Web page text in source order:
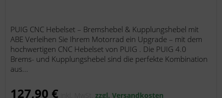
PUIG CNC Hebelset – Bremshebel & Kupplungshebel mit
ABE Verleihen Sie Ihrem Motorrad ein Upgrade – mit dem
hochwertigen CNC Hebelset von PUIG . Die PUIG 4.0
Brems- und Kupplungshebel sind die perfekte Kombination
aus...
127,90 € inkl. MwSt.zzgl. Versandkosten